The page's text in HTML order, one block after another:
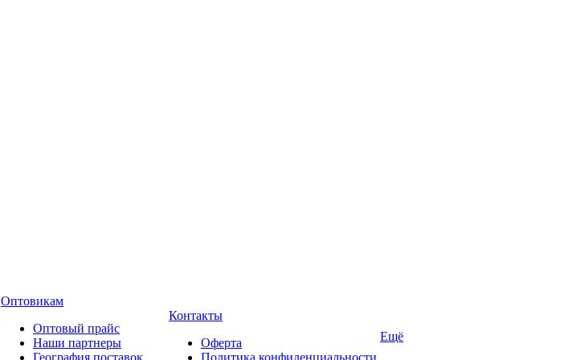
Оптовикам
Оптовый прайс
Наши партнеры
География поставок
Контакты
Оферта
Политика конфиденциальности
Ещё